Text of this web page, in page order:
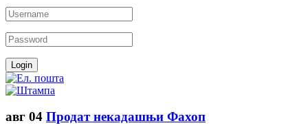
авг 04 Продат некадашњи Фахоп